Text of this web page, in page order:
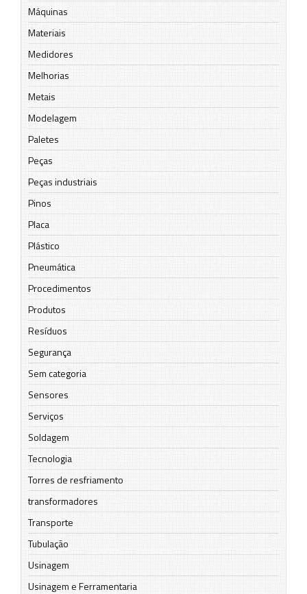
Máquinas
Materiais
Medidores
Melhorias
Metais
Modelagem
Paletes
Peças
Peças industriais
Pinos
Placa
Plástico
Pneumática
Procedimentos
Produtos
Resíduos
Segurança
Sem categoria
Sensores
Serviços
Soldagem
Tecnologia
Torres de resfriamento
transformadores
Transporte
Tubulação
Usinagem
Usinagem e Ferramentaria